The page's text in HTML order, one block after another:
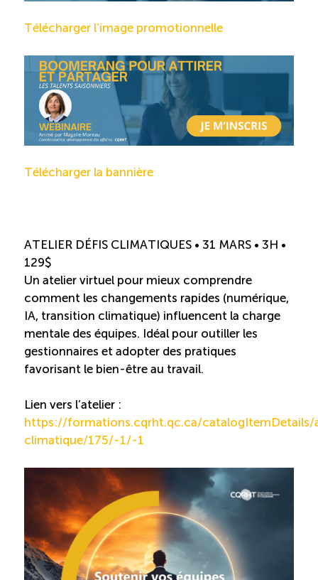
Télécharger l’image promotionnelle
Télécharger la bannière
ATELIER DÉFIS CLIMATIQUES • 31 MARS • 3H •
129$
Un atelier virtuel pour mieux comprendre
comment les changements rapides (numérique,
IA, transition climatique) influencent la charge
mentale des équipes. Idéal pour outiller les
gestionnaires et adopter des pratiques
favorisant le bien-être au travail.
Lien vers l’atelier :
https://formations.cqrht.qc.ca/catalogItemDetails/
climatique/175/-1/-1